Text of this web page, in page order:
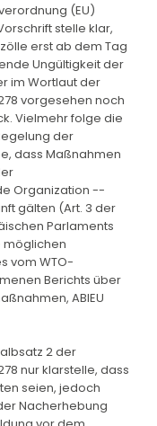
(EU)
stelle klar,
erst ab dem Tag
Ungültigkeit der
im Wortlaut der
vorgesehen noch
Vielmehr folge die
der
dass Maßnahmen
Organization --
gälten (Art. 3 der
Parlaments
möglichen
vom WTO-
Berichts über
ABlEU
2 der
nur klarstelle, dass
seien, jedoch
Nacherhebung